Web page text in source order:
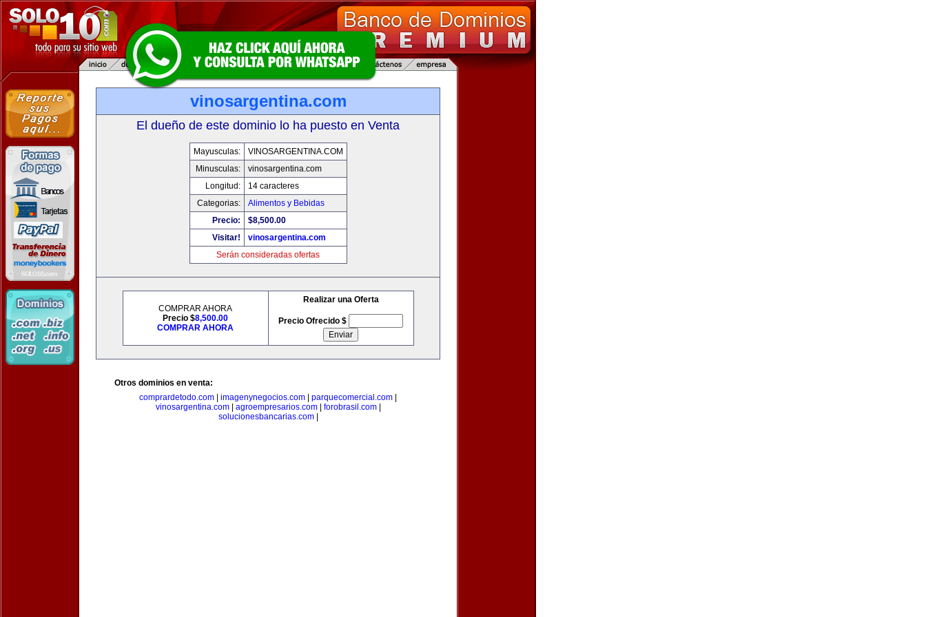
vinosargentina.com
El dueño de este dominio lo ha puesto en Venta
Mayusculas:
VINOSARGENTINA.COM
Minusculas:
vinosargentina.com
Longitud:
14 caracteres
Categorias:
Alimentos y Bebidas
Precio:
$8,500.00
Visitar!
vinosargentina.com
Serán consideradas ofertas
COMPRAR AHORA
Precio $8,500.00
COMPRAR AHORA
Realizar una Oferta
Precio Ofrecido $
Otros dominios en venta:
comprardetodo.com
imagenynegocios.com parquecomercial.com
vinosargentina.com| agroempresarios.com| forobrasil.com|
solucionesbancarias.com|